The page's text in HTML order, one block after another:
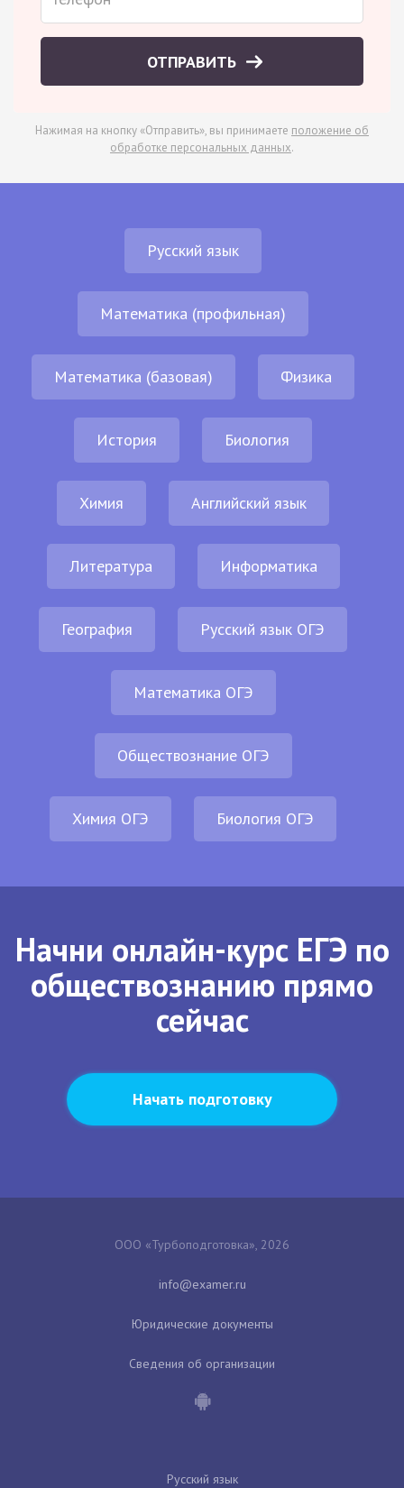
ОТПРАВИТЬ
Нажимая на кнопку «Отправить», вы принимаете положение об
обработке персональных данных.
Русский язык
Математика (профильная)
Математика (базовая) Физика
История Биология
Химия Английский язык
Литература Информатика
География Русский язык ОГЭ
Математика ОГЭ
Обществознание ОГЭ
Химия ОГЭ Биология ОГЭ
Начни онлайн-курс ЕГЭ по
обществознанию прямо
сейчас
Начать подготовку
ООО «Турбоподготовка», 2026
Юридические документы
Сведения об организации
Русский язык